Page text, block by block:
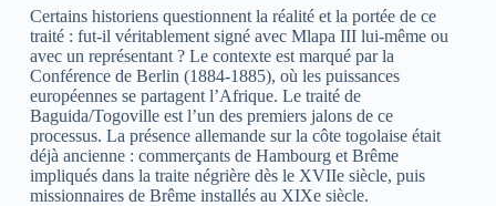
Certains historiens questionnent la réalité et la portée de ce
traité : fut-il véritablement signé avec Mlapa III lui-même ou
avec un représentant ? Le contexte est marqué par la
Conférence de Berlin (1884-1885), où les puissances
européennes se partagent l’Afrique. Le traité de
Baguida/Togoville est l’un des premiers jalons de ce
processus. La présence allemande sur la côte togolaise était
déjà ancienne : commerçants de Hambourg et Brême
impliqués dans la traite négrière dès le XVIIe siècle, puis
missionnaires de Brême installés au XIXe siècle.